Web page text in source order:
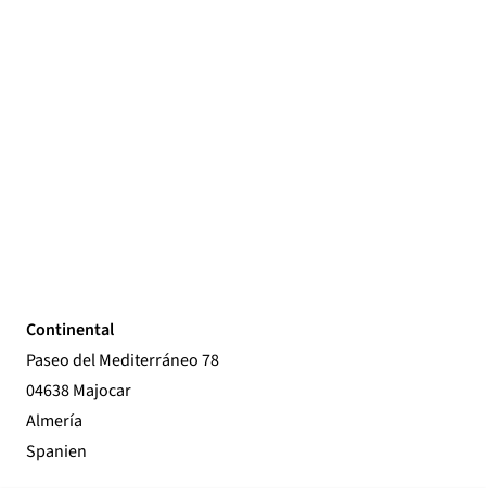
Continental
Paseo del Mediterráneo 78
04638 Majocar
Almería
Spanien